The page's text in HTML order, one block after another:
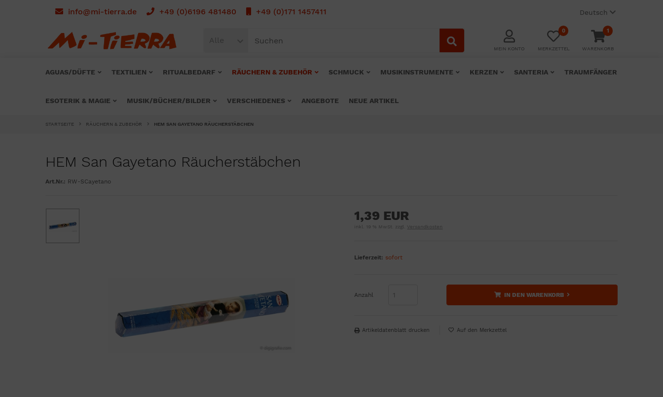
info@mi-tierra.de +49 (0)6196 481480 +49 (0)171 1457411 Deutsch
Alle
MEIN KONTO
0
MERKZETTEL
1
WARENKORB
AGUAS/DÜFTE TEXTILIEN RITUALBEDARF RÄUCHERN & ZUBEHÖR SCHMUCK MUSIKINSTRUMENTE KERZEN SANTERIA TRAUMFÄNGER
ESOTERIK & MAGIE MUSIK/BÜCHER/BILDER VERSCHIEDENES ANGEBOTE NEUE ARTIKEL
STARTSEITE RÄUCHERN & ZUBEHÖR HEM SAN GAYETANO RÄUCHERSTÄBCHEN
HEM San Gayetano Räucherstäbchen
Art.Nr.: RW-SCayetano
1,39 EUR
inkl. 19 % MwSt. zzgl. Versandkosten
Lieferzeit: sofort
Anzahl IN DEN WARENKORB
Artikeldatenblatt drucken